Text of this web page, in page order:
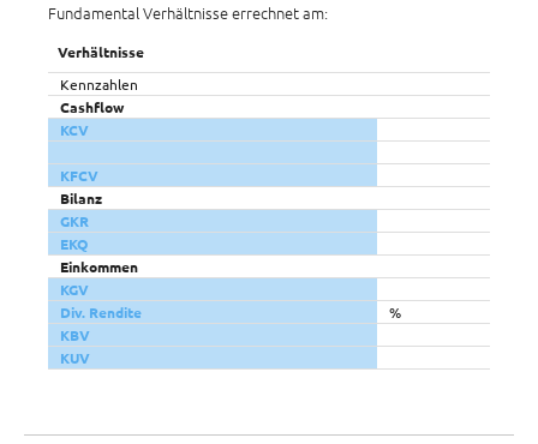
Fundamental Verhältnisse errechnet am:
Verhältnisse
Kennzahlen
Cashflow
KCV
KFCV
Bilanz
GKR
EKQ
Einkommen
KGV
Div. Rendite
%
KBV
KUV